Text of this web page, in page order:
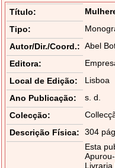
Título:
Tipo:
Autor/Dir./Coord.: Abel
Editora:
Local de Edição:
Lisboa
Ano Publicação:
s. d.
Colecção:
Descrição Física:
304
Esta